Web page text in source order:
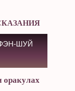
ШУЙ
оракулах